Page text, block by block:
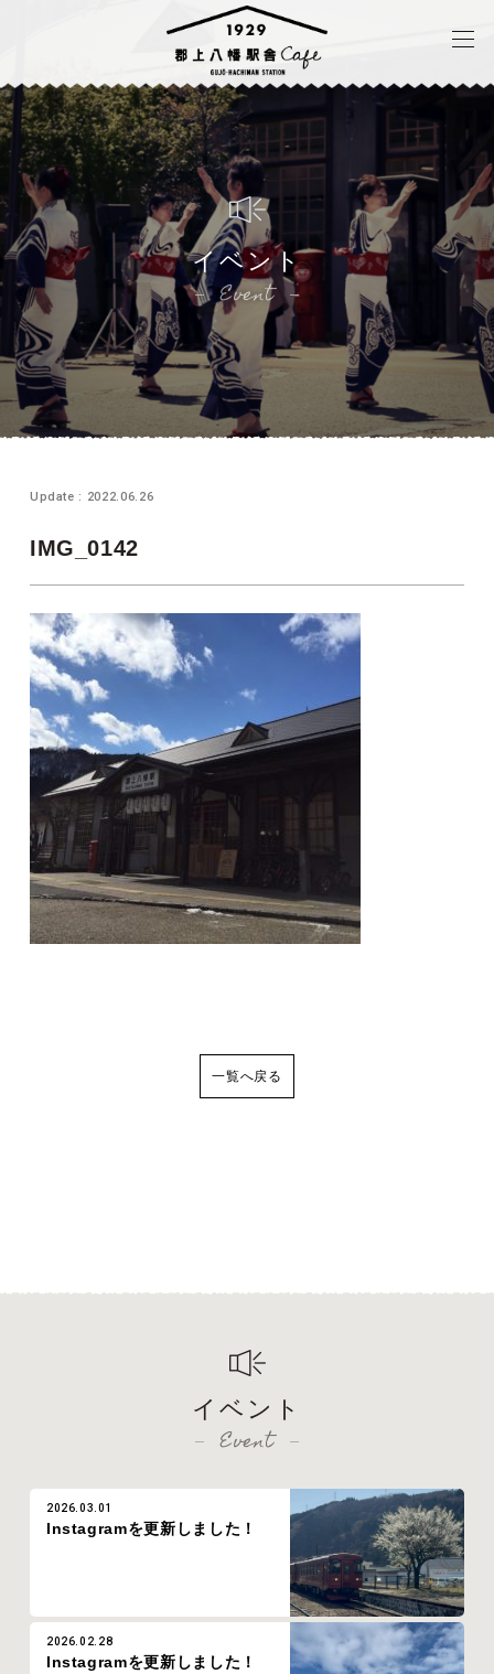
イベント
Event
Update : 2022.06.26
IMG_0142
一覧へ戻る
イベント
Event
2026.03.01
Instagramを更新しました！
2026.02.28
Instagramを更新しました！